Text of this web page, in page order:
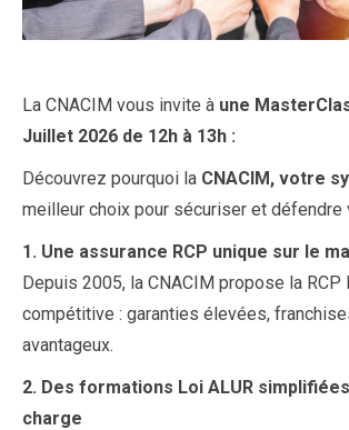
La CNACIM vous invite à une
Juillet 2026 de 12h à 13h :
Découvrez pourquoi la CNACIM, votre
meilleur choix pour sécuriser et défendre
1. Une assurance RCP unique sur le
Depuis 2005, la CNACIM propose la RCP
compétitive : garanties élevées,
avantageux.
2. Des formations Loi ALUR
charge